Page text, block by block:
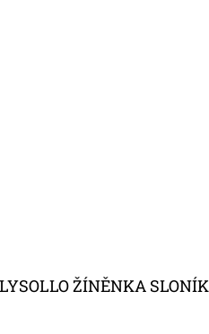
ŽÍNĚNKA SLONÍK